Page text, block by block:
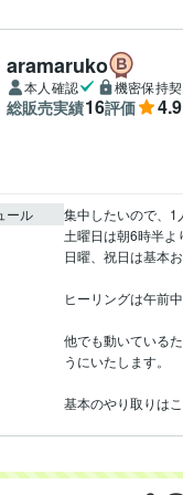
aramaruko
本人確認 機密保持
総販売実績16評価 4.9
ール
集中したいので、1
土曜日は朝6時半よ
日曜、祝日は基本
ヒーリングは午前
他でも動いている
うにいたします。
基本のやり取りは